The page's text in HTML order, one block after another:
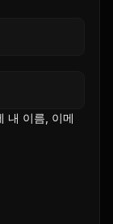
내 이름, 이메